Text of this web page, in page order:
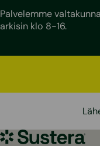
Palvelemme
arkisin klo 8-16.
Sustera